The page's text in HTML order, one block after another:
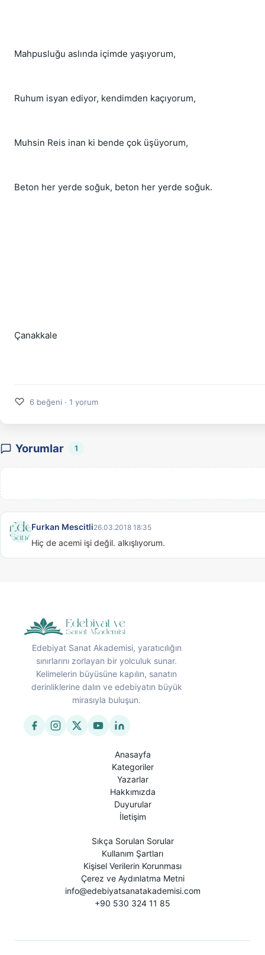
Mahpusluğu aslında içimde yaşıyorum,
Ruhum isyan ediyor, kendimden kaçıyorum,
Muhsin Reis inan ki bende çok üşüyorum,
Beton her yerde soğuk, beton her yerde soğuk.
Çanakkale
♡ 6 beğeni · 1 yorum
Yorumlar 1
Furkan Mescitli26.03.2018 18:35
Hiç de acemi işi değil. alkışlıyorum.
Edebiyat Sanat Akademisi, yaratıcılığın
sınırlarını zorlayan bir yolculuk sunar.
Kelimelerin büyüsüne kapılın, sanatın
derinliklerine dalın ve edebiyatın büyük
mirasıyla buluşun.
Anasayfa
Kategoriler
Yazarlar
Hakkımızda
Duyurular
İletişim
Sıkça Sorulan Sorular
Kullanım Şartları
Kişisel Verilerin Korunması
Çerez ve Aydınlatma Metni
info@edebiyatsanatakademisi.com
+90 530 324 11 85